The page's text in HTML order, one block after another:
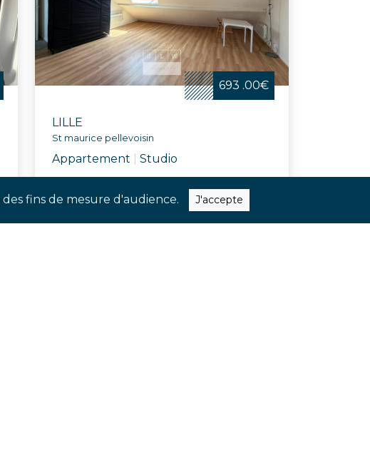
fins de mesure d'audience. J'accepte
693 .00€
LILLE
St maurice pellevoisin
Appartement Studio